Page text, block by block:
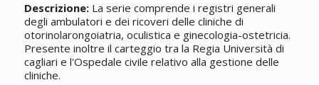
Descrizione:La serie comprende i registri generali
degli ambulatori e dei ricoveri delle cliniche di
otorinolarongoiatria, oculistica e ginecologia-ostetricia.
Presente inoltre il carteggio tra la Regia Università di
cagliari e l'Ospedale civile relativo alla gestione delle
cliniche.